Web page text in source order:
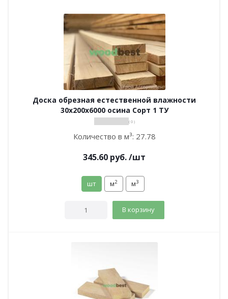
Доска обрезная естественной влажности
30х200х6000 осина Сорт 1 ТУ
( 0 )
Количество в м³: 27.78
345.60 руб./шт
шт м2 м3
В корзину